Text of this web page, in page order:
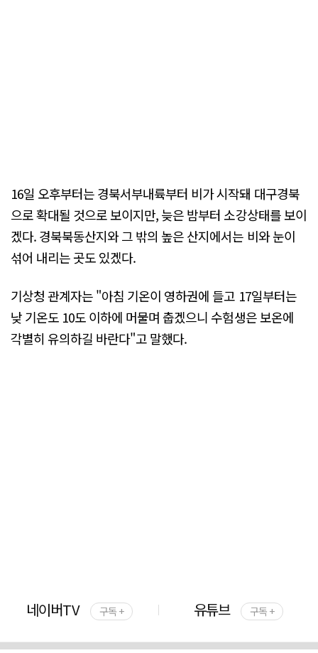
16일 오후부터는 경북서부내륙부터 비가 시작돼 대구경북
으로 확대될 것으로 보이지만, 늦은 밤부터 소강상태를 보이
겠다. 경북북동산지와 그 밖의 높은 산지에서는 비와 눈이
섞어 내리는 곳도 있겠다.
기상청 관계자는 "아침 기온이 영하권에 들고 17일부터는
낮 기온도 10도 이하에 머물며 춥겠으니 수험생은 보온에
각별히 유의하길 바란다"고 말했다.
네이버TV 구독 + 유튜브 구독 +